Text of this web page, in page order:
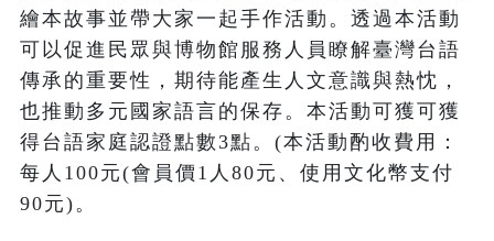
繪本故事並帶大家一起手作活動。透過本活動
可以促進民眾與博物館服務人員瞭解臺灣台語
傳承的重要性，期待能產生人文意識與熱忱，
也推動多元國家語言的保存。本活動可獲可獲
得台語家庭認證點數3點。(本活動酌收費用：
每人100元(會員價1人80元、使用文化幣支付
90元)。